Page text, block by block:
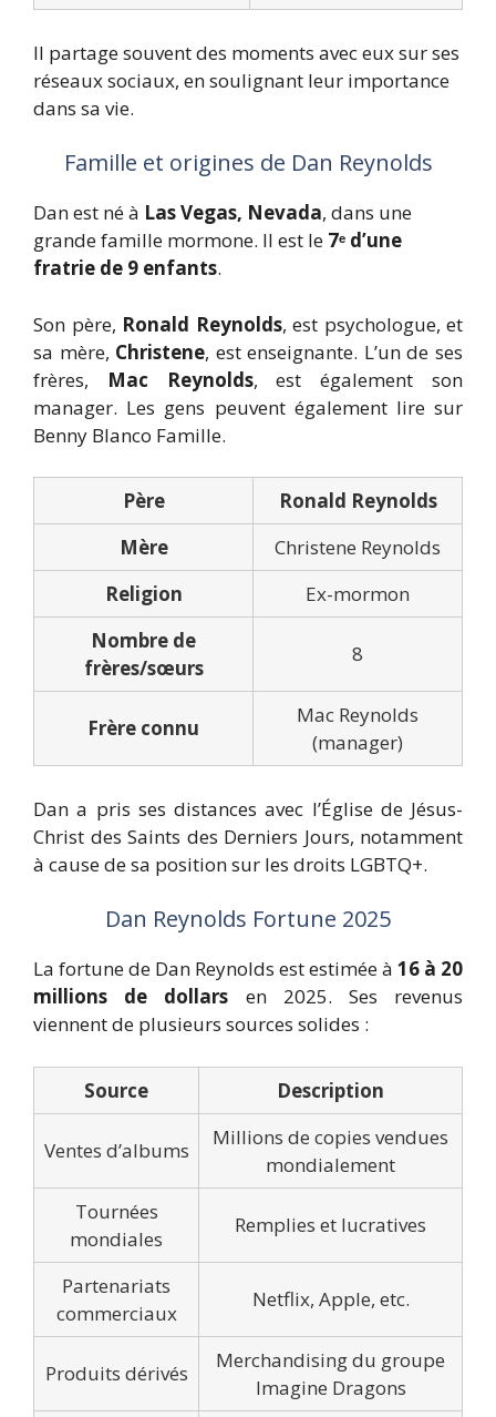
Il partage souvent des moments avec eux sur ses
réseaux sociaux, en soulignant leur importance
dans sa vie.
Famille et origines de Dan Reynolds
Dan est né à Las Vegas, Nevada, dans une
grande famille mormone. Il est le 7ᵉ d’une
fratrie de 9 enfants.
Son père, Ronald Reynolds, est psychologue, et
sa mère, Christene, est enseignante. L’un de ses
frères, Mac Reynolds, est également son
manager. Les gens peuvent également lire sur
Benny Blanco Famille.
Père
Ronald Reynolds
Mère
Christene Reynolds
Religion
Ex-mormon
Nombre de
frères/sœurs
8
Frère connu
Mac Reynolds
(manager)
Dan a pris ses distances avec l’Église de Jésus-
Christ des Saints des Derniers Jours, notamment
à cause de sa position sur les droits LGBTQ+.
Dan Reynolds Fortune 2025
La fortune de Dan Reynolds est estimée à 16 à 20
millions de dollars en 2025. Ses revenus
viennent de plusieurs sources solides :
Source Description
Ventes d’albums
Millions de copies vendues
mondialement
Tournées
mondiales
Remplies et lucratives
Partenariats
commerciaux
Netflix, Apple, etc.
Produits dérivés
Merchandising du groupe
Imagine Dragons